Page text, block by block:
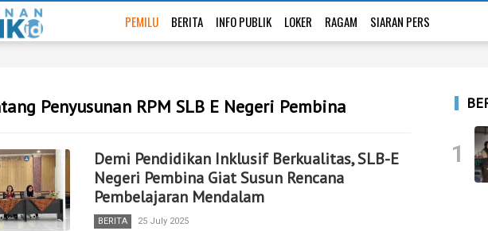
PEMILU BERITA INFO PUBLIK LOKER RAGAM SIARAN PERS
Penyusunan RPM SLB E Negeri Pembina
Demi Pendidikan Inklusif Berkualitas, SLB-E
Negeri Pembina Giat Susun Rencana
Pembelajaran Mendalam
BERITA 25 July 2025
1